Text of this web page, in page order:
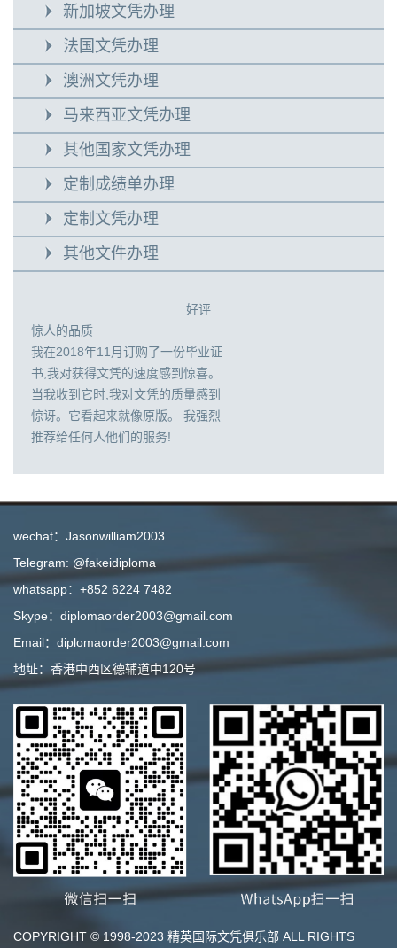
新加坡文凭办理
法国文凭办理
澳洲文凭办理
马来西亚文凭办理
其他国家文凭办理
定制成绩单办理
定制文凭办理
其他文件办理
好评
惊人的品质
我在2018年11月订购了一份毕业证
书,我对获得文凭的速度感到惊喜。
当我收到它时,我对文凭的质量感到
惊讶。它看起来就像原版。 我强烈
推荐给任何人他们的服务!
wechat：Jasonwilliam2003
Telegram: @fakeidiploma
whatsapp：+852 6224 7482
Skype：diplomaorder2003@gmail.com
Email：diplomaorder2003@gmail.com
地址：香港中西区德辅道中120号
COPYRIGHT © 1998-2023 精英国际文凭俱乐部 ALL RIGHTS